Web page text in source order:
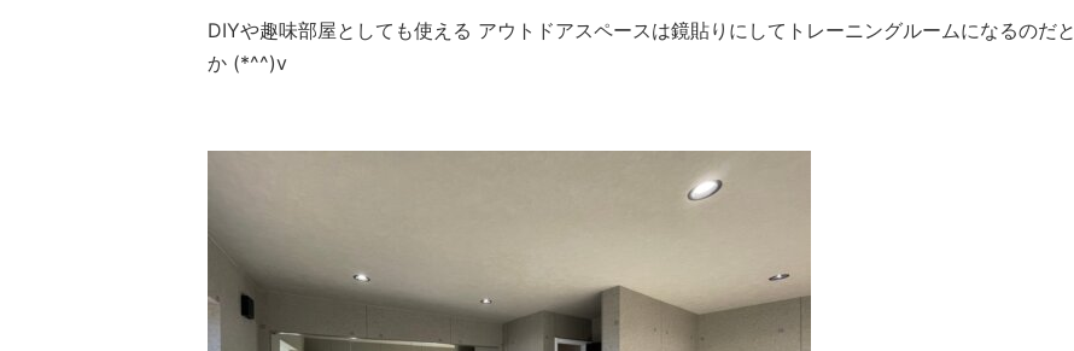
DIYや趣味部屋としても使える アウトドアスペースは鏡貼りにしてトレーニングルームになるのだと
か (*^^)v